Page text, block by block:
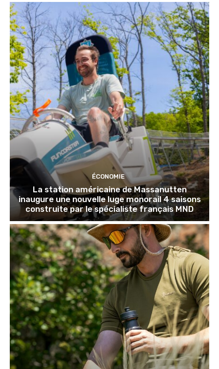
ÉCONOMIE
La station américaine de Massanutten
inaugure une nouvelle luge monorail 4 saisons
construite par le spécialiste français MND